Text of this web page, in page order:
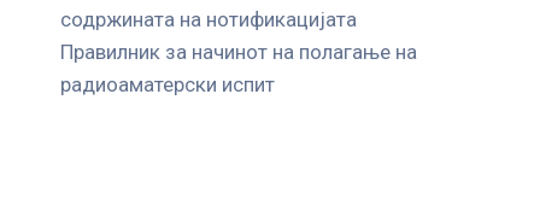
содржината на нотификацијата
Правилник за начинот на полагање на
радиоаматерски испит